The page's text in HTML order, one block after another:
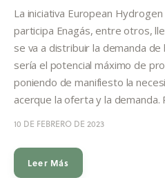
La iniciativa European
participa Enagás, entre otros,
se va a distribuir la demanda
sería el potencial máximo de
poniendo de manifiesto la
acerque la oferta y la
10 DE FEBRERO DE 2023
Leer Más